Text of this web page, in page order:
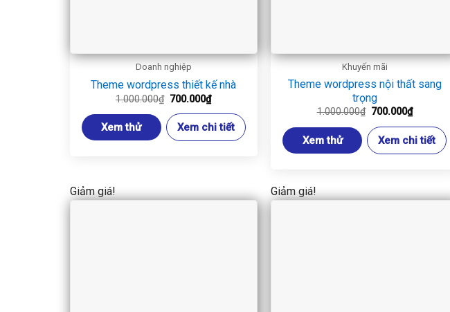
Doanh nghiệp
Theme wordpress thiết kế nhà
1.000.000₫ Giá
là:
1.000.000₫.
700.000₫Giá
hiện
tại
là:
700.000₫.
Xem thử Xem chi tiết
Khuyến mãi
Theme wordpress nội thất sang
trọng
1.000.000₫ Giá
là:
1.000.000₫.
700.000₫Giá
tại
là:
700.000₫.
Xem thử Xem chi tiết
Giảm giá! Giảm giá!